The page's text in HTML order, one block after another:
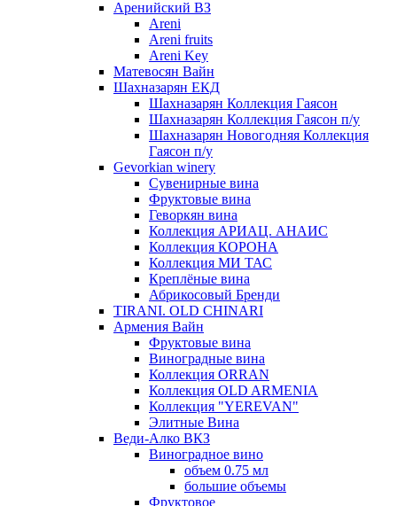
Аренийский ВЗ
Areni
Areni fruits
Areni Key
Матевосян Вайн
Шахназарян ЕКД
Шахназарян Коллекция Гаясон
Шахназарян Коллекция Гаясон п/у
Шахназарян Новогодняя Коллекция
Гаясон п/у
Gevorkian winery
Сувенирные вина
Фруктовые вина
Геворкян вина
Коллекция АРИАЦ. АНАИС
Коллекция КОРОНА
Коллекция МИ ТАС
Креплёные вина
Абрикосовый Бренди
TIRANI. OLD CHINARI
Армения Вайн
Фруктовые вина
Виноградные вина
Коллекция ORRAN
Коллекция OLD ARMENIA
Коллекция "YEREVAN"
Элитные Вина
Веди-Алко ВКЗ
Виноградное вино
объем 0.75 мл
большие объемы
Фруктовое